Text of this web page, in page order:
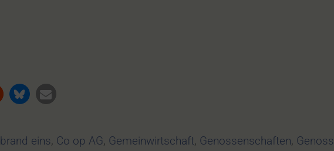
brand eins, Co op AG, Gemeinwirtschaft, Genossenschaften,